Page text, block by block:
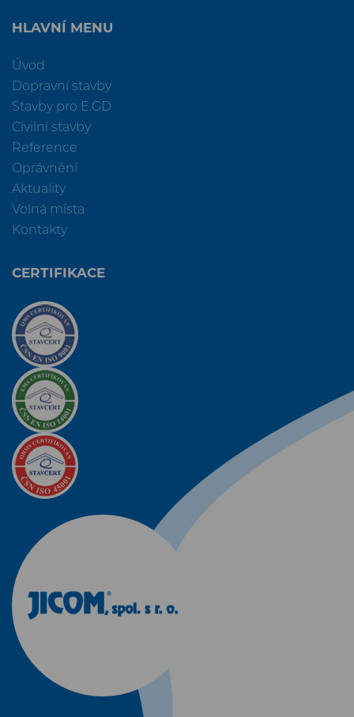
HLAVNÍ MENU
Úvod
Dopravní stavby
Stavby pro E.GD
Civilní stavby
Reference
Oprávnění
Aktuality
Volná místa
Kontakty
CERTIFIKACE